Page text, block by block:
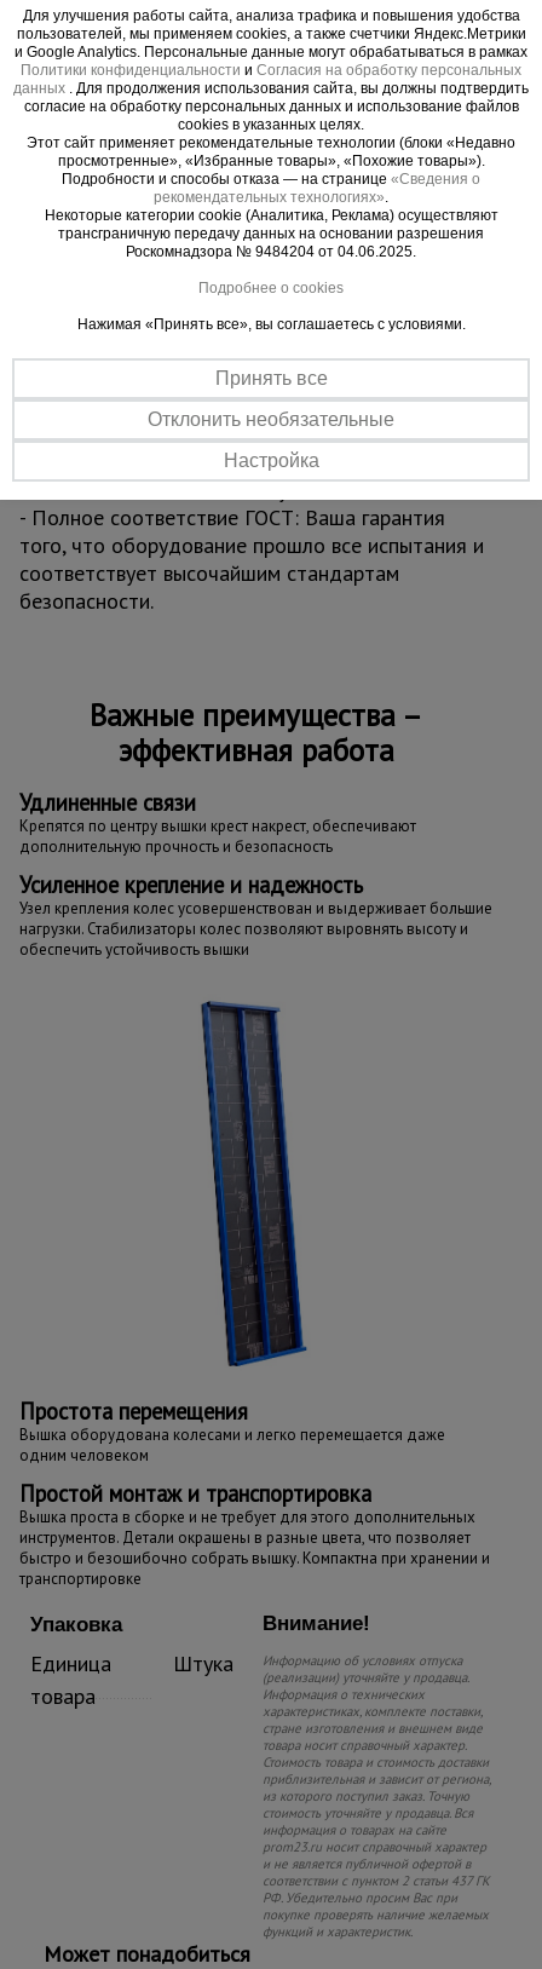
влаги, не скользит и не прогибается. Это ваша
уверенность под ногами.
- Увеличенная грузоподъемность 250 кг:
Позволяет безопасно работать с инструментом,
материалами и вдвоем на секции без малейшего
риска.
4. Долговечность, которая бросает вызов
времени
- Турецкое порошковое покрытие Picante Boya:
Эстетичный и исключительно стойкий барьер
против царапин, УФ-излучения и агрессивных
сред. Конструкция сохраняет профессиональный
5. Эффективность, экономящая ваше время
- Простая сборка без инструментов: Интуитивная
система «труба в трубу» и надежные флажковые
замки позволяют собрать вышку силами одного
человека за считанные минуты.
- Полное соответствие ГОСТ: Ваша гарантия
того, что оборудование прошло все испытания и
соответствует высочайшим стандартам
безопасности.
Важные преимущества –
эффективная работа
Удлиненные связи
Крепятся по центру вышки крест накрест, обеспечивают
дополнительную прочность и безопасность
Усиленное крепление и надежность
Узел крепления колес усовершенствован и выдерживает большие
нагрузки. Стабилизаторы колес позволяют выровнять высоту и
обеспечить устойчивость вышки
Простота перемещения
Вышка оборудована колесами и легко перемещается даже
одним человеком
Простой монтаж и транспортировка
Вышка проста в сборке и не требует для этого дополнительных
инструментов. Детали окрашены в разные цвета, что позволяет
быстро и безошибочно собрать вышку. Компактна при хранении и
транспортировке
Упаковка
Единица
товара
Штука
Внимание!
Информацию об условиях отпуска
(реализации) уточняйте у продавца.
Информация о технических
характеристиках, комплекте поставки,
стране изготовления и внешнем виде
товара носит справочный характер.
Стоимость товара и стоимость доставки
приблизительная и зависит от региона,
из которого поступил заказ. Точную
стоимость уточняйте у продавца. Вся
информация о товарах на сайте
prom23.ru носит справочный характер
и не является публичной офертой в
соответствии с пунктом 2 статьи 437 ГК
РФ. Убедительно просим Вас при
покупке проверять наличие желаемых
функций и характеристик.
Может понадобиться
Для улучшения работы сайта, анализа трафика и повышения удобства
пользователей, мы применяем cookies, а также счетчики Яндекс.Метрики
и Google Analytics. Персональные данные могут обрабатываться в рамках
Политики конфиденциальности и Согласия на обработку персональных
данных
. Для продолжения использования сайта, вы должны подтвердить
согласие на обработку персональных данных и использование файлов
cookies в указанных целях.
Этот сайт применяет рекомендательные технологии (блоки «Недавно
просмотренные», «Избранные товары», «Похожие товары»).
Подробности и способы отказа — на странице «Сведения о
рекомендательных технологиях»
Некоторые категории cookie (Аналитика, Реклама) осуществляют
трансграничную передачу данных на основании разрешения
Роскомнадзора № 9484204 от 04.06.2025.
Подробнее о cookies
Нажимая «Принять все», вы соглашаетесь с условиями.
Принять все
Отклонить необязательные
Настройка